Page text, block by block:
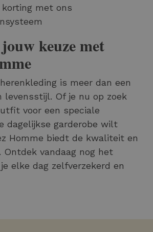
korting met ons
keuze met
is meer dan een
levensstijl. Of je nu op zoek
voor een speciale
dagelijkse garderobe wilt
Homme biedt de kwaliteit en
Ontdek vandaag nog het
elke dag zelfverzekerd en